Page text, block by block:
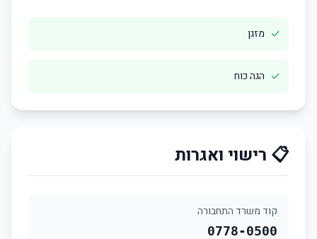
✓ מזגן
✓ הגה כוח
📋 רישוי ואגרות
קוד משרד התחבורה
0778-0500